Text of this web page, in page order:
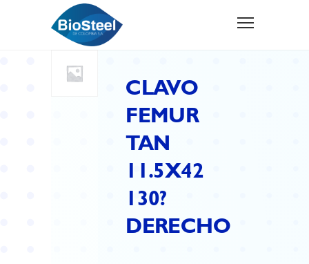
CLAVO
FEMUR
TAN
11.5X42
130?
DERECHO